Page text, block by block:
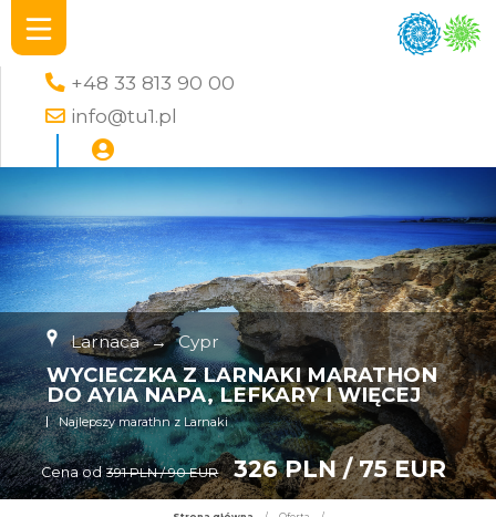
+48 33 813 90 00
info@tu1.pl
Larnaca → Cypr
WYCIECZKA Z LARNAKI MARATHON
DO AYIA NAPA, LEFKARY I WIĘCEJ
Najlepszy marathn z Larnaki
Cena od 391 PLN / 90 EUR 326 PLN / 75 EUR